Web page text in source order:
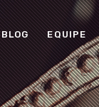
BLOG EQUIPE